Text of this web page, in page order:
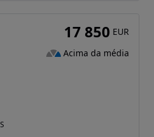
Dinis) (Vila Real)
17 850 EUR
Acima da média